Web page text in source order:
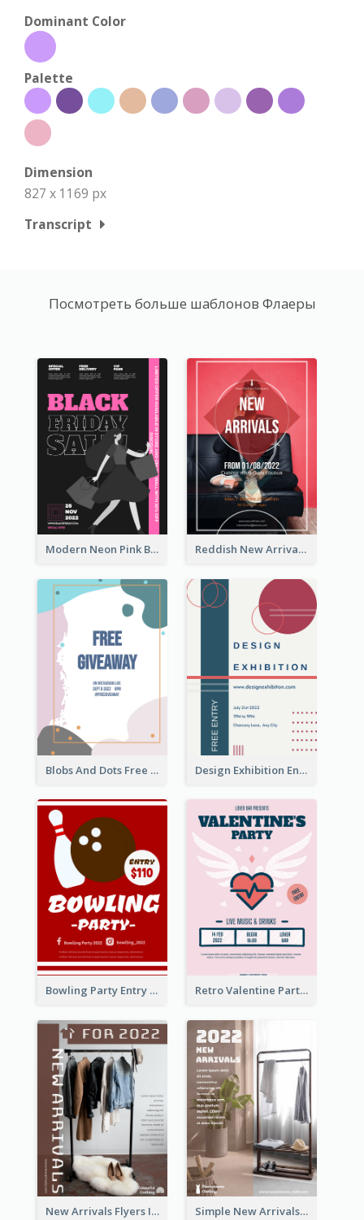
Dominant Color
Palette
Dimension
827 x 1169 px
Transcript
Посмотреть больше шаблонов Флаеры
Modern Neon Pink Black Friday Shopping Sale Day Flyer Reddish New Arrivals Flyer
Blobs And Dots Free Giveaway Flyer Design Exhibition Entry Flyer
Bowling Party Entry Flyer Retro Valentine Party Pink Flyers Design Templates
New Arrivals Flyers In In Brown Colour Tone Simple New Arrivals Flyer For The Coming Year